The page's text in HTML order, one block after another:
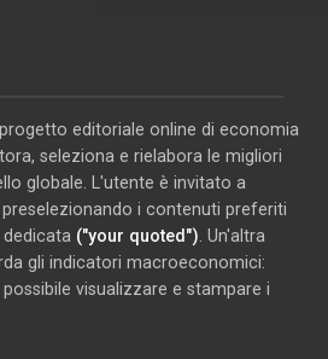
editoriale online di economia
seleziona e rielabora le migliori
globale. L'utente è invitato a
i contenuti preferiti
("your quoted") . Un'altra
gli indicatori macroeconomici:
visualizzare e stampare i